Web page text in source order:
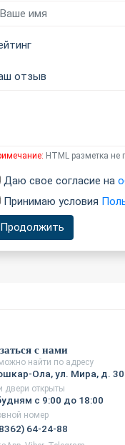
отзыв
HTML разметка не
Даю свое согласие на
Принимаю условия
Продолжить
с нами
найти по адресу
Ола, ул. Мира, д. 30
двери открыты
с 9:00 до 18:00
номер
64-24-88